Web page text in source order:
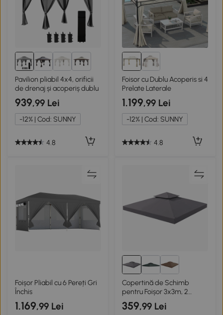
2+
Pavilion pliabil 4x4, orificii
de drenaj și acoperiș dublu
939,99 Lei
-12% | Cod: SUNNY
4.8
Foisor cu Dublu Acoperis si 4
Prelate Laterale
1.199,99 Lei
-12% | Cod: SUNNY
4.8
Foișor Pliabil cu 6 Pereți Gri
Închis
1.169,99 Lei
Copertină de Schimb
pentru Foișor 3x3m, 2
Niveluri, Gri
359,99 Lei